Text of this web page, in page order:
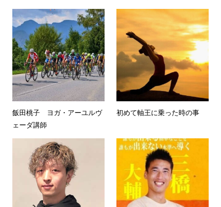
飯田桃子 ヨガ・アーユルヴ
ェーダ講師
初めて軸王に乗った時の事